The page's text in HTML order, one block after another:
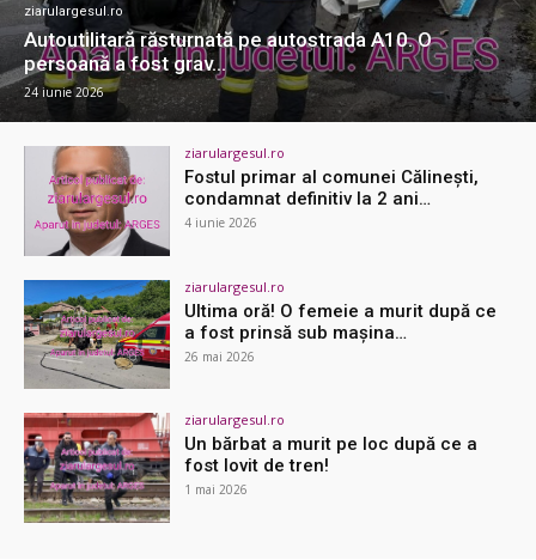
ziarulargesul.ro
Autoutilitară răsturnată pe autostrada A10. O
persoană a fost grav…
24 iunie 2026
ziarulargesul.ro
Fostul primar al comunei Călinești,
condamnat definitiv la 2 ani…
4 iunie 2026
ziarulargesul.ro
Ultima oră! O femeie a murit după ce
a fost prinsă sub mașina…
26 mai 2026
ziarulargesul.ro
Un bărbat a murit pe loc după ce a
fost lovit de tren!
1 mai 2026